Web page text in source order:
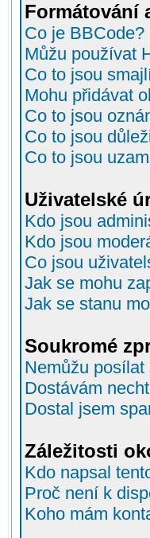
Formátování
Co je BBCode?
Můžu používat
Co to jsou
Mohu přidávat
Co to jsou
Co to jsou
Co to jsou
Uživatelské
Kdo jsou
Kdo jsou
Co jsou
Jak se mohu
Jak se stanu
Soukromé
Nemůžu posílat
Dostávám
Dostal jsem
Záležitosti
Kdo napsal
Proč není k
Koho mám